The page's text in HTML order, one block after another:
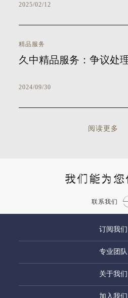
2025/02/12
精品服务
久中精品服务：争议处
2024/09/30
阅读更多
我们能为您
联系我们
订阅我们
专业团队
关于我们
加入我们